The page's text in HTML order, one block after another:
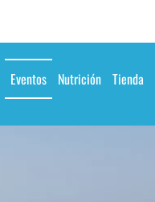
Eventos Nutrición Tienda